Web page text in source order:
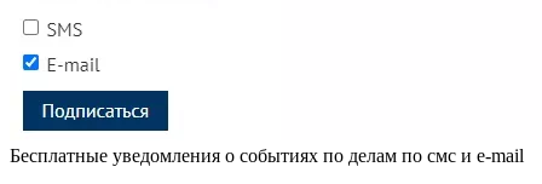
Бесплатные уведомления о событиях по делам по смс и e-mail